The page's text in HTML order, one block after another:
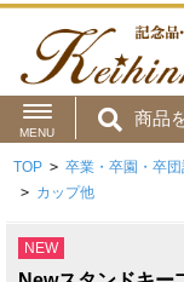
MENU
商品
用途から
TOP > 卒業・卒園・卒団
> カップ他
NEW